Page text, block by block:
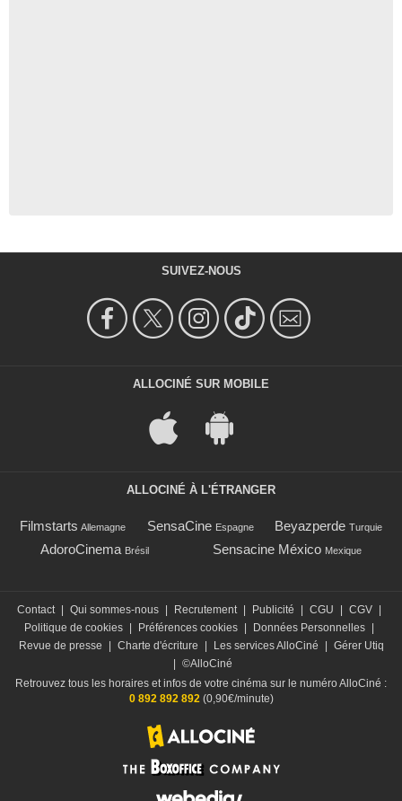
SUIVEZ-NOUS
ALLOCINÉ SUR MOBILE
ALLOCINÉ À L'ÉTRANGER
Filmstarts Allemagne SensaCine Espagne Beyazperde Turquie
AdoroCinema Brésil Sensacine México Mexique
Contact Qui sommes-nous Recrutement Publicité CGU CGV
Politique de cookies
Préférences cookies Données Personnelles
Revue de presse
Charte d'écriture Les services AlloCiné
Gérer Utiq
©AlloCiné
Retrouvez tous les horaires et infos de votre cinéma sur le numéro AlloCiné :
0 892 892 892(0,90€/minute)